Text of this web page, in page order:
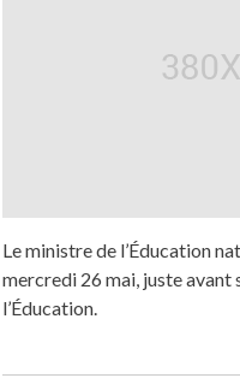
Le ministre de l’Éducation
mercredi 26 mai, juste avant
l’Éducation.